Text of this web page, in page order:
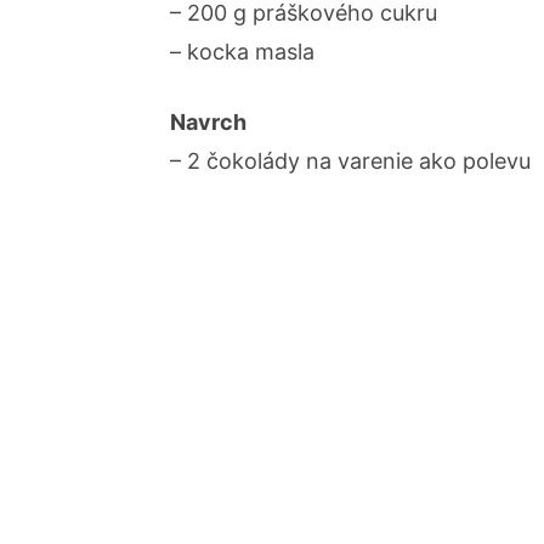
– 200 g práškového cukru
– kocka masla
Navrch
– 2 čokolády na varenie ako polevu